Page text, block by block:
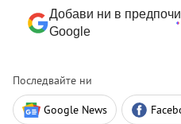
Добави ни в
Google
Последвайте ни
Google News